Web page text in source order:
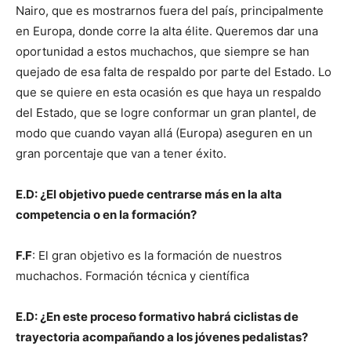
Nairo, que es mostrarnos fuera del país, principalmente
en Europa, donde corre la alta élite. Queremos dar una
oportunidad a estos muchachos, que siempre se han
quejado de esa falta de respaldo por parte del Estado. Lo
que se quiere en esta ocasión es que haya un respaldo
del Estado, que se logre conformar un gran plantel, de
modo que cuando vayan allá (Europa) aseguren en un
gran porcentaje que van a tener éxito.
E.D: ¿El objetivo puede centrarse más en la alta
competencia o en la formación?
F.F: El gran objetivo es la formación de nuestros
muchachos. Formación técnica y científica
E.D: ¿En este proceso formativo habrá ciclistas de
trayectoria acompañando a los jóvenes pedalistas?